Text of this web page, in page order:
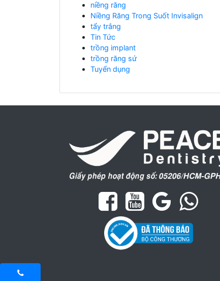
niềng răng
Niềng Răng Trong Suốt Invisalign
tẩy trắng
Tin Tức
trồng implant
trồng răng sứ
Tuyển dụng